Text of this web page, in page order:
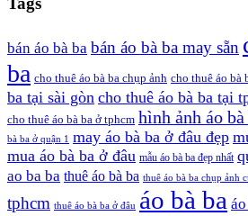
bán áo bà ba bán áo bà ba may sẵn
ba cho thuê áo bà ba chụp ảnh cho thuê áo bà
ba tại sài gòn cho thuê áo bà ba tại
cho thuê áo bà ba ở tphcm hình ảnh áo bà
bà ba ở quận 1
may áo bà ba ở đâu đẹp
mua áo bà ba ở đâu mẫu áo bà ba đẹp nhất
ao ba ba thuê áo bà ba thuê áo bà ba chụp ảnh
tphcm thuê áo bà ba ở đâu áo bà ba